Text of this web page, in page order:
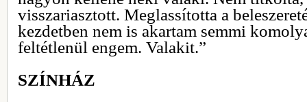
visszariasztott. Meglassította a
kezdetben nem is akartam semmi
feltétlenül engem. Valakit.”
SZÍNHÁZ